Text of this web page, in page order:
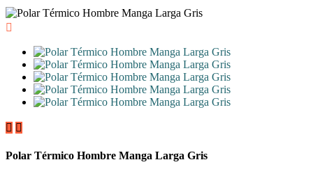

 
Polar Térmico Hombre Manga Larga Gris